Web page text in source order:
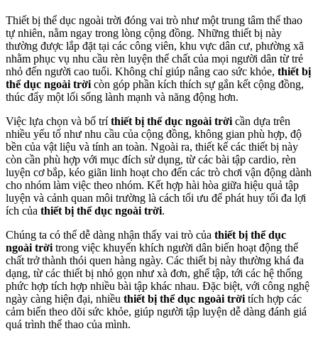
Thiết bị thể dục ngoài trời đóng vai trò như một trung tâm thể thao
tự nhiên, nằm ngay trong lòng cộng đồng. Những thiết bị này
thường được lắp đặt tại các công viên, khu vực dân cư, phường xã
nhằm phục vụ nhu cầu rèn luyện thể chất của mọi người dân từ trẻ
nhỏ đến người cao tuổi. Không chỉ giúp nâng cao sức khỏe, thiết bị
thể dục ngoài trời còn góp phần kích thích sự gắn kết cộng đồng,
thúc đẩy một lối sống lành mạnh và năng động hơn.
Việc lựa chọn và bố tríthiết bị thể dục ngoài trời cần dựa trên
nhiều yếu tố như nhu cầu của cộng đồng, không gian phù hợp, độ
bền của vật liệu và tính an toàn. Ngoài ra, thiết kế các thiết bị này
còn cần phù hợp với mục đích sử dụng, từ các bài tập cardio, rèn
luyện cơ bắp, kéo giãn linh hoạt cho đến các trò chơi vận động dành
cho nhóm làm việc theo nhóm. Kết hợp hài hòa giữa hiệu quả tập
luyện và cảnh quan môi trường là cách tối ưu để phát huy tối đa lợi
ích của thiết bị thể dục ngoài trời.
Chúng ta có thể dễ dàng nhận thấy vai trò của thiết bị thể dục
ngoài trời trong việc khuyến khích người dân biến hoạt động thể
chất trở thành thói quen hàng ngày. Các thiết bị này thường khá đa
dạng, từ các thiết bị nhỏ gọn như xà đơn, ghế tập, tới các hệ thống
phức hợp tích hợp nhiều bài tập khác nhau. Đặc biệt, với công nghệ
ngày càng hiện đại, nhiều thiết bị thể dục ngoài trời tích hợp các
cảm biến theo dõi sức khỏe, giúp người tập luyện dễ dàng đánh giá
quá trình thể thao của mình.